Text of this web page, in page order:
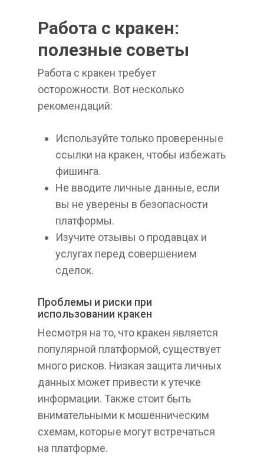
Работа с кракен:
полезные советы
Работа с кракен требует
осторожности. Вот несколько
рекомендаций:
Используйте только проверенные
ссылки на кракен, чтобы избежать
фишинга.
Не вводите личные данные, если
вы не уверены в безопасности
платформы.
Изучите отзывы о продавцах и
услугах перед совершением
сделок.
Проблемы и риски при
использовании кракен
Несмотря на то, что кракен является
популярной платформой, существует
много рисков. Низкая защита личных
данных может привести к утечке
информации. Также стоит быть
внимательными к мошенническим
схемам, которые могут встречаться
на платформе.